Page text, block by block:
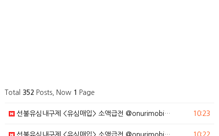
Total 352 Posts, Now 1 Page
10:23
선불유심내구제 <유심매입> 소액급전 @onurimobi…
10:22
선불유심내구제 <유심매입> 소액급전 @onurimobi…